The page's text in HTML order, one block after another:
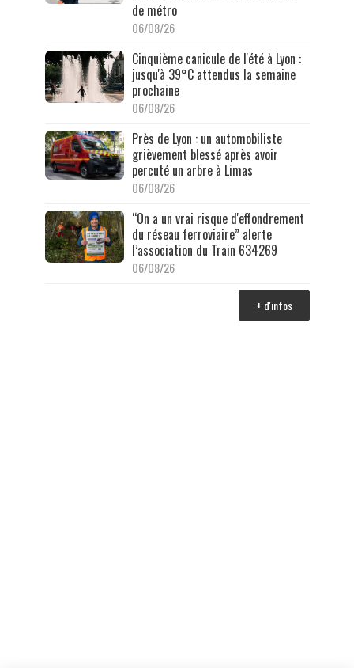
de métro
06/08/26
Cinquième canicule de l'été à Lyon :
jusqu'à 39°C attendus la semaine
prochaine
06/08/26
Près de Lyon : un automobiliste
grièvement blessé après avoir
percuté un arbre à Limas
06/08/26
“On a un vrai risque d'effondrement
du réseau ferroviaire” alerte
l’association du Train 634269
06/08/26
+ d'infos